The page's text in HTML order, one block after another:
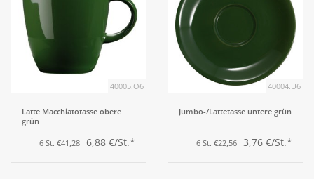
40005.O6
Latte Macchiatotasse obere
grün
6 St. €41,28 6,88 €/St.*
40004.U6
Jumbo-/Lattetasse untere grün
6 St. €22,56 3,76 €/St.*